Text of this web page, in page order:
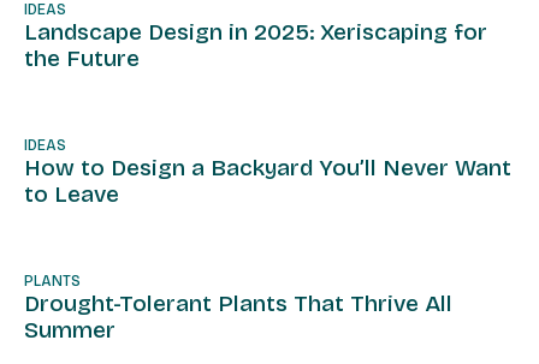
IDEAS
Landscape Design in 2025: Xeriscaping for
the Future
IDEAS
How to Design a Backyard You’ll Never Want
to Leave
PLANTS
Drought-Tolerant Plants That Thrive All
Summer